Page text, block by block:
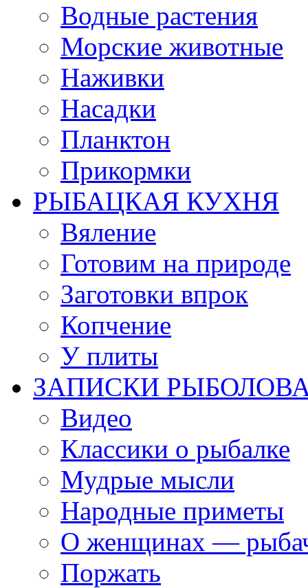
Водные растения
Морские животные
Наживки
Насадки
Планктон
Прикормки
РЫБАЦКАЯ КУХНЯ
Вяление
Готовим на природе
Заготовки впрок
Копчение
У плиты
ЗАПИСКИ
Видео
Классики о рыбалке
Мудрые мысли
Народные приметы
О женщинах —
Поржать